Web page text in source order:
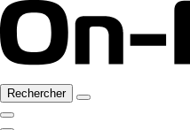
Rechercher